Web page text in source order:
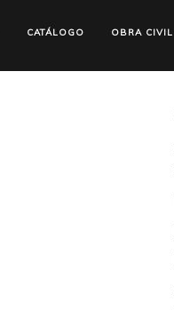
CATÁLOGO OBRA CIVIL